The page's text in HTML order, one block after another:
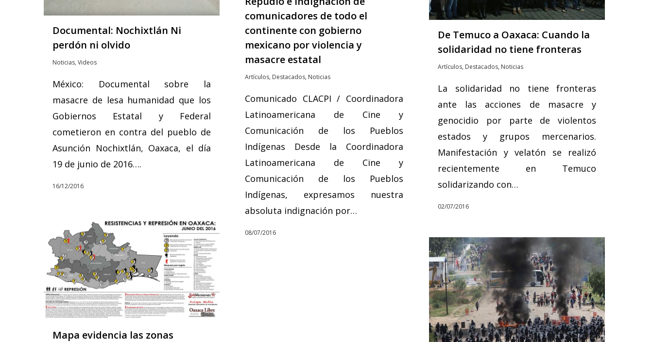
Documental: Nochixtlán Ni
perdón ni olvido
Noticias, Videos
México: Documental sobre la
masacre de lesa humanidad que los
Gobiernos Estatal y Federal
cometieron en contra del pueblo de
Asunción Nochixtlán, Oaxaca, el día
19 de junio de 2016….
16/12/2016
comunicadores de todo el
continente con gobierno
mexicano por violencia y
masacre estatal
Artículos, Destacados, Noticias
Comunicado CLACPI / Coordinadora
Latinoamericana de Cine y
Comunicación de los Pueblos
Indígenas Desde la Coordinadora
Latinoamericana de Cine y
Comunicación de los Pueblos
Indígenas, expresamos nuestra
absoluta indignación por…
08/07/2016
De Temuco a Oaxaca: Cuando la
solidaridad no tiene fronteras
Artículos, Destacados, Noticias
La solidaridad no tiene fronteras
ante las acciones de masacre y
genocidio por parte de violentos
estados y grupos mercenarios.
Manifestación y velatón se realizó
recientemente en Temuco
solidarizando con…
02/07/2016
Mapa evidencia las zonas